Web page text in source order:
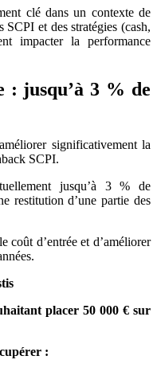
clé dans un contexte de
et des stratégies (cash,
impacter la performance
: jusqu’à 3 % de
significativement la
SCPI.
jusqu’à 3 % de
restitution d’une partie des
coût d’entrée et d’améliorer
placer 50 000 € sur
: